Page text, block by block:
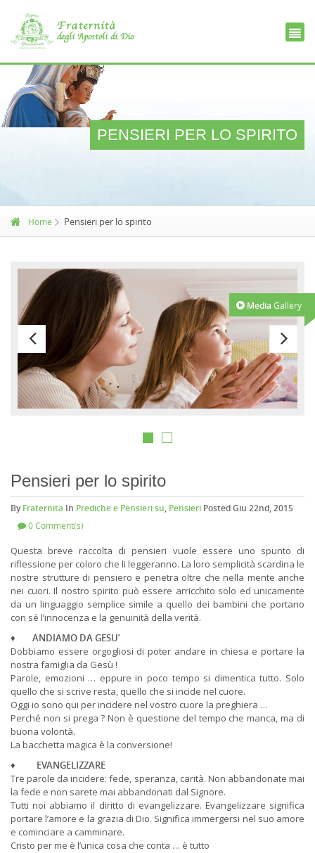
PENSIERI PER LO SPIRITO
Home Pensieri per lo spirito
Media Gallery
Pensieri per lo spirito
ByFraternita In Prediche e Pensieri su, Pensieri Posted Giu 22nd, 2015
0 Comment(s)
Questa breve raccolta di pensieri vuole essere uno spunto di
riflessione per coloro che li leggeranno. La loro semplicità scardina le
nostre strutture di pensiero e penetra oltre che nella mente anche
nei cuori. Il nostro spirito può essere arricchito solo ed unicamente
da un linguaggio semplice simile a quello dei bambini che portano
con sé l’innocenza e la genuinità della verità.
♦ ANDIAMO DA GESU’
Dobbiamo essere orgogliosi di poter andare in chiesa e portare la
nostra famiglia da Gesù !
Parole, emozioni … eppure in poco tempo si dimentica tutto. Solo
quello che si scrive resta, quello che si incide nel cuore.
Oggi io sono qui per incidere nel vostro cuore la preghiera …
Perché non si prega ? Non è questione del tempo che manca, ma di
buona volontà.
La bacchetta magica è la conversione!
♦
EVANGELIZZARE
Tre parole da incidere: fede, speranza, carità. Non abbandonate mai
la fede e non sarete mai abbandonati dal Signore.
Tutti noi abbiamo il diritto di evangelizzare. Evangelizzare significa
portare l’amore e la grazia di Dio. Significa immergersi nel suo amore
e cominciare a camminare.
Cristo per me è l’unica cosa che conta … è tutto